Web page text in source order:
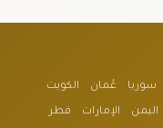
سوريا عُمان الكويت
اليمن الإمارات قطر